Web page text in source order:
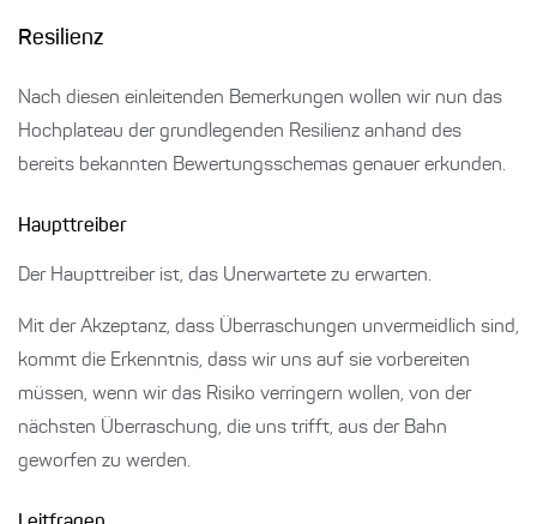
Resilienz
Nach diesen einleitenden Bemerkungen wollen wir nun das
Hochplateau der grundlegenden Resilienz anhand des
bereits bekannten Bewertungsschemas genauer erkunden.
Haupttreiber
Der Haupttreiber ist, das Unerwartete zu erwarten.
Mit der Akzeptanz, dass Überraschungen unvermeidlich sind,
kommt die Erkenntnis, dass wir uns auf sie vorbereiten
müssen, wenn wir das Risiko verringern wollen, von der
nächsten Überraschung, die uns trifft, aus der Bahn
geworfen zu werden.